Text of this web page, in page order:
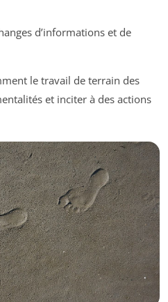
d’informations et de
le travail de terrain des
et inciter à des actions